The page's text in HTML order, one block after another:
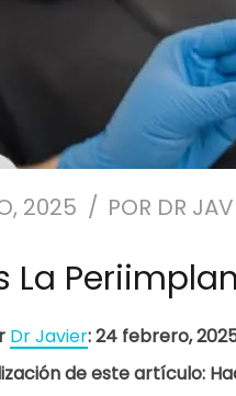
2025 POR DR
La
Dr Javier: 24 febrero,
de este artículo: